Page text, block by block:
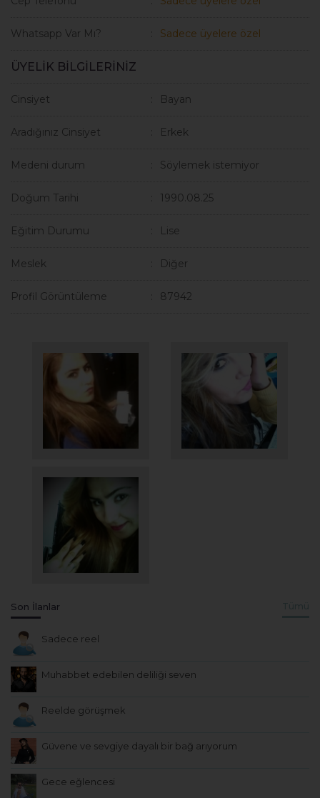
Whatsapp Var Mı? Sadece üyelere özel
ÜYELİK BİLGİLERİNİZ
Cinsiyet Bayan
Aradığınız Cinsiyet Erkek
Medeni durum Söylemek istemiyor
Doğum Tarihi 1990.08.25
Eğitim Durumu Lise
Meslek Diğer
Profil Görüntüleme 87942
Son İlanlar
Sadece reel
Muhabbet edebilen deliliği seven
Reelde görüşmek
Güvene ve sevgiye dayalı bir bağ arıyorum
Gece eğlencesi